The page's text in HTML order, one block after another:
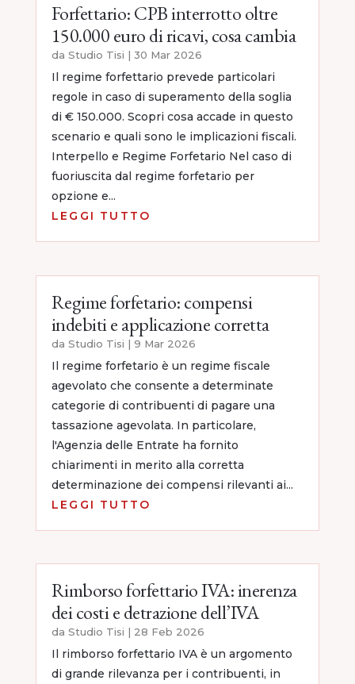
Forfettario: CPB interrotto oltre
150.000 euro di ricavi, cosa cambia
da Studio Tisi | 30 Mar 2026
Il regime forfettario prevede particolari
regole in caso di superamento della soglia
di € 150.000. Scopri cosa accade in questo
scenario e quali sono le implicazioni fiscali.
Interpello e Regime Forfetario Nel caso di
fuoriuscita dal regime forfetario per
opzione e...
LEGGI TUTTO
Regime forfetario: compensi
indebiti e applicazione corretta
da Studio Tisi | 9 Mar 2026
Il regime forfetario è un regime fiscale
agevolato che consente a determinate
categorie di contribuenti di pagare una
tassazione agevolata. In particolare,
l'Agenzia delle Entrate ha fornito
chiarimenti in merito alla corretta
determinazione dei compensi rilevanti ai...
LEGGI TUTTO
Rimborso forfettario IVA: inerenza
dei costi e detrazione dell’IVA
da Studio Tisi | 28 Feb 2026
Il rimborso forfettario IVA è un argomento
di grande rilevanza per i contribuenti, in